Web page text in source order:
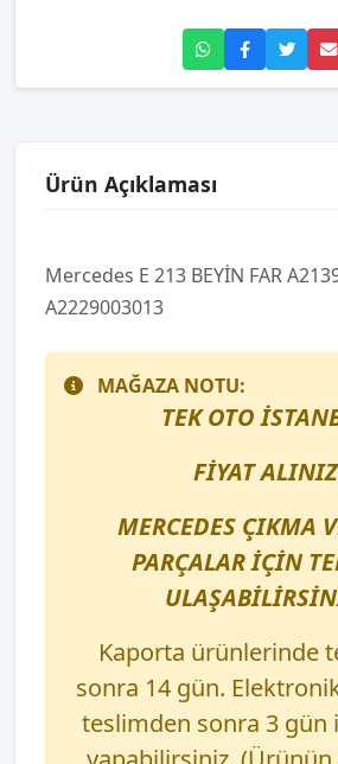
Ürün Açıklaması
Mercedes E 213 BEYİN FAR
A2229003013
MAĞAZA NOTU:
TEK OTO
FİYAT ALINIZ
MERCEDES ÇIKMA
PARÇALAR İÇİN
Kaporta ürünlerinde
sonra 14 gün.
teslimden sonra 3 gün